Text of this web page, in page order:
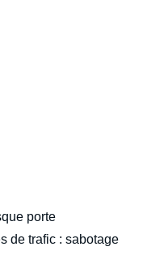
porte
de trafic : sabotage